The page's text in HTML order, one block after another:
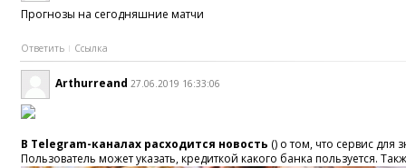
Прогнозы на сегодняшние матчи
Ответить Ссылка
Arthurreand 27.06.2019 16:33:06
В Telegram-каналах расходится новость () о том, что сервис для
Пользователь может указать, кредиткой какого банка пользуется.